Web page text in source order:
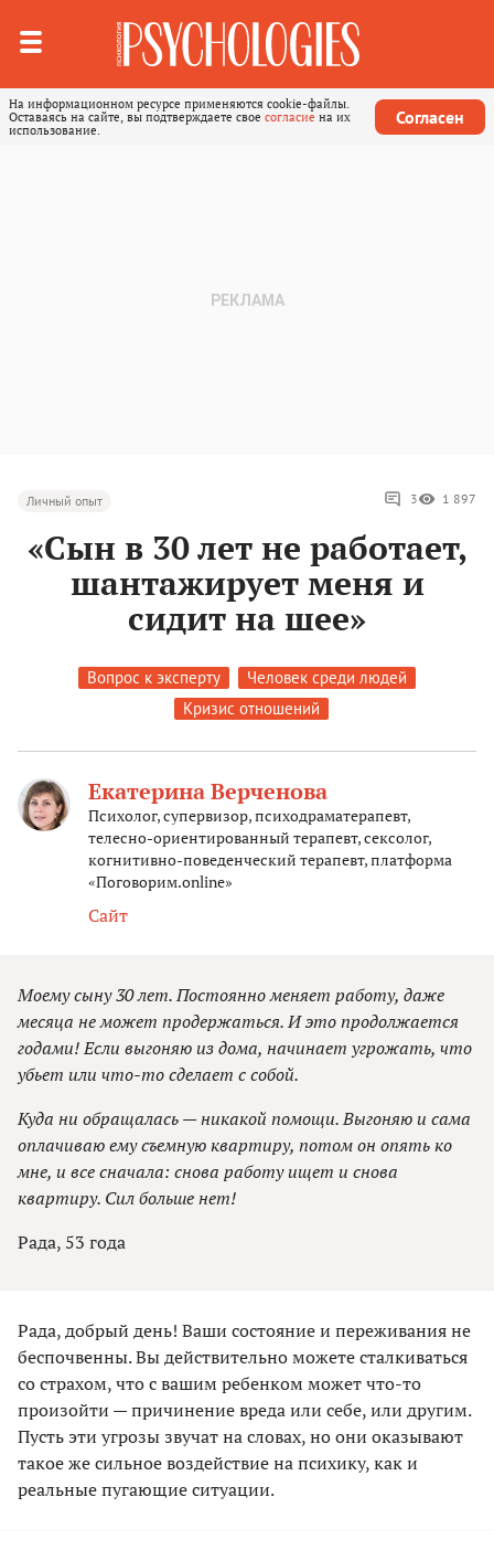
На информационном ресурсе применяются cookie-файлы.
Оставаясь на сайте, вы подтверждаете свое согласие на их
использование.
Согласен
Личный опыт 3 1 897
«Сын в 30 лет не работает,
шантажирует меня и
сидит на шее»
Вопрос к эксперту
Человек среди людей
Кризис отношений
Екатерина Верченова
Психолог, супервизор, психодраматерапевт,
телесно-ориентированный терапевт, сексолог,
когнитивно-поведенческий терапевт, платформа
«Поговорим.online»
Сайт
Моему сыну 30 лет. Постоянно меняет работу, даже
месяца не может продержаться. И это продолжается
годами! Если выгоняю из дома, начинает угрожать, что
убьет или что-то сделает с собой.
Куда ни обращалась — никакой помощи. Выгоняю и сама
оплачиваю ему съемную квартиру, потом он опять ко
мне, и все сначала: снова работу ищет и снова
квартиру. Сил больше нет!
Рада, 53 года
Рада, добрый день! Ваши состояние и переживания не
беспочвенны. Вы действительно можете сталкиваться
со страхом, что с вашим ребенком может что-то
произойти — причинение вреда или себе, или другим.
Пусть эти угрозы звучат на словах, но они оказывают
такое же сильное воздействие на психику, как и
реальные пугающие ситуации.